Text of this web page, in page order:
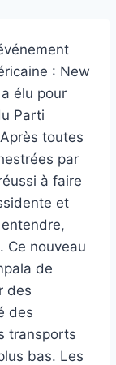
: New
élu pour
Parti
toutes
par
à faire
et
Ce nouveau
de
des
des
transports
bas. Les